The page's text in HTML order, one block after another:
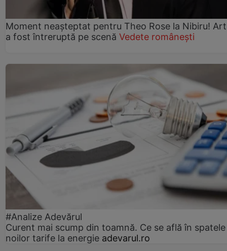
Moment neașteptat pentru Theo Rose la Nibiru!
a fost întreruptă pe scenă Vedete românești
#Analize Adevărul
Curent mai scump din toamnă. Ce se află în spatele
noilor tarife la energie adevarul.ro